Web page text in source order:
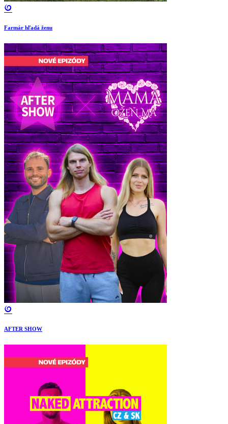
Farmár hľadá ženu
AFTER SHOW